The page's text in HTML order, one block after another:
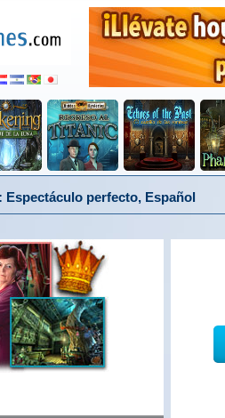
Espectáculo perfecto, Español